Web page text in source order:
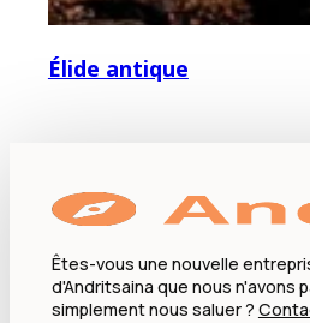
Élide antique
Êtes-vous une nouvelle
d'Andritsaina que nous n'avons
simplement nous saluer ?